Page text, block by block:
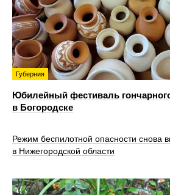
Губерния
Юбилейный фестиваль
в Богородске
Режим беспилотной опасности снова
в Нижегородской области